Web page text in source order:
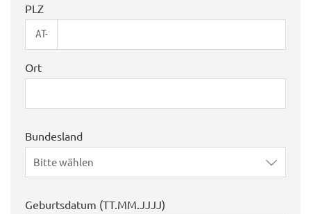
PLZ
AT-
Ort
Bundesland
Bitte wählen
Geburtsdatum (TT.MM.JJJJ)